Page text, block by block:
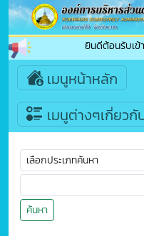
ยินดีต้อนรับเข้
เมนูหน้าหลัก
เมนูต่างๆเกี่ยว
ค้นหา